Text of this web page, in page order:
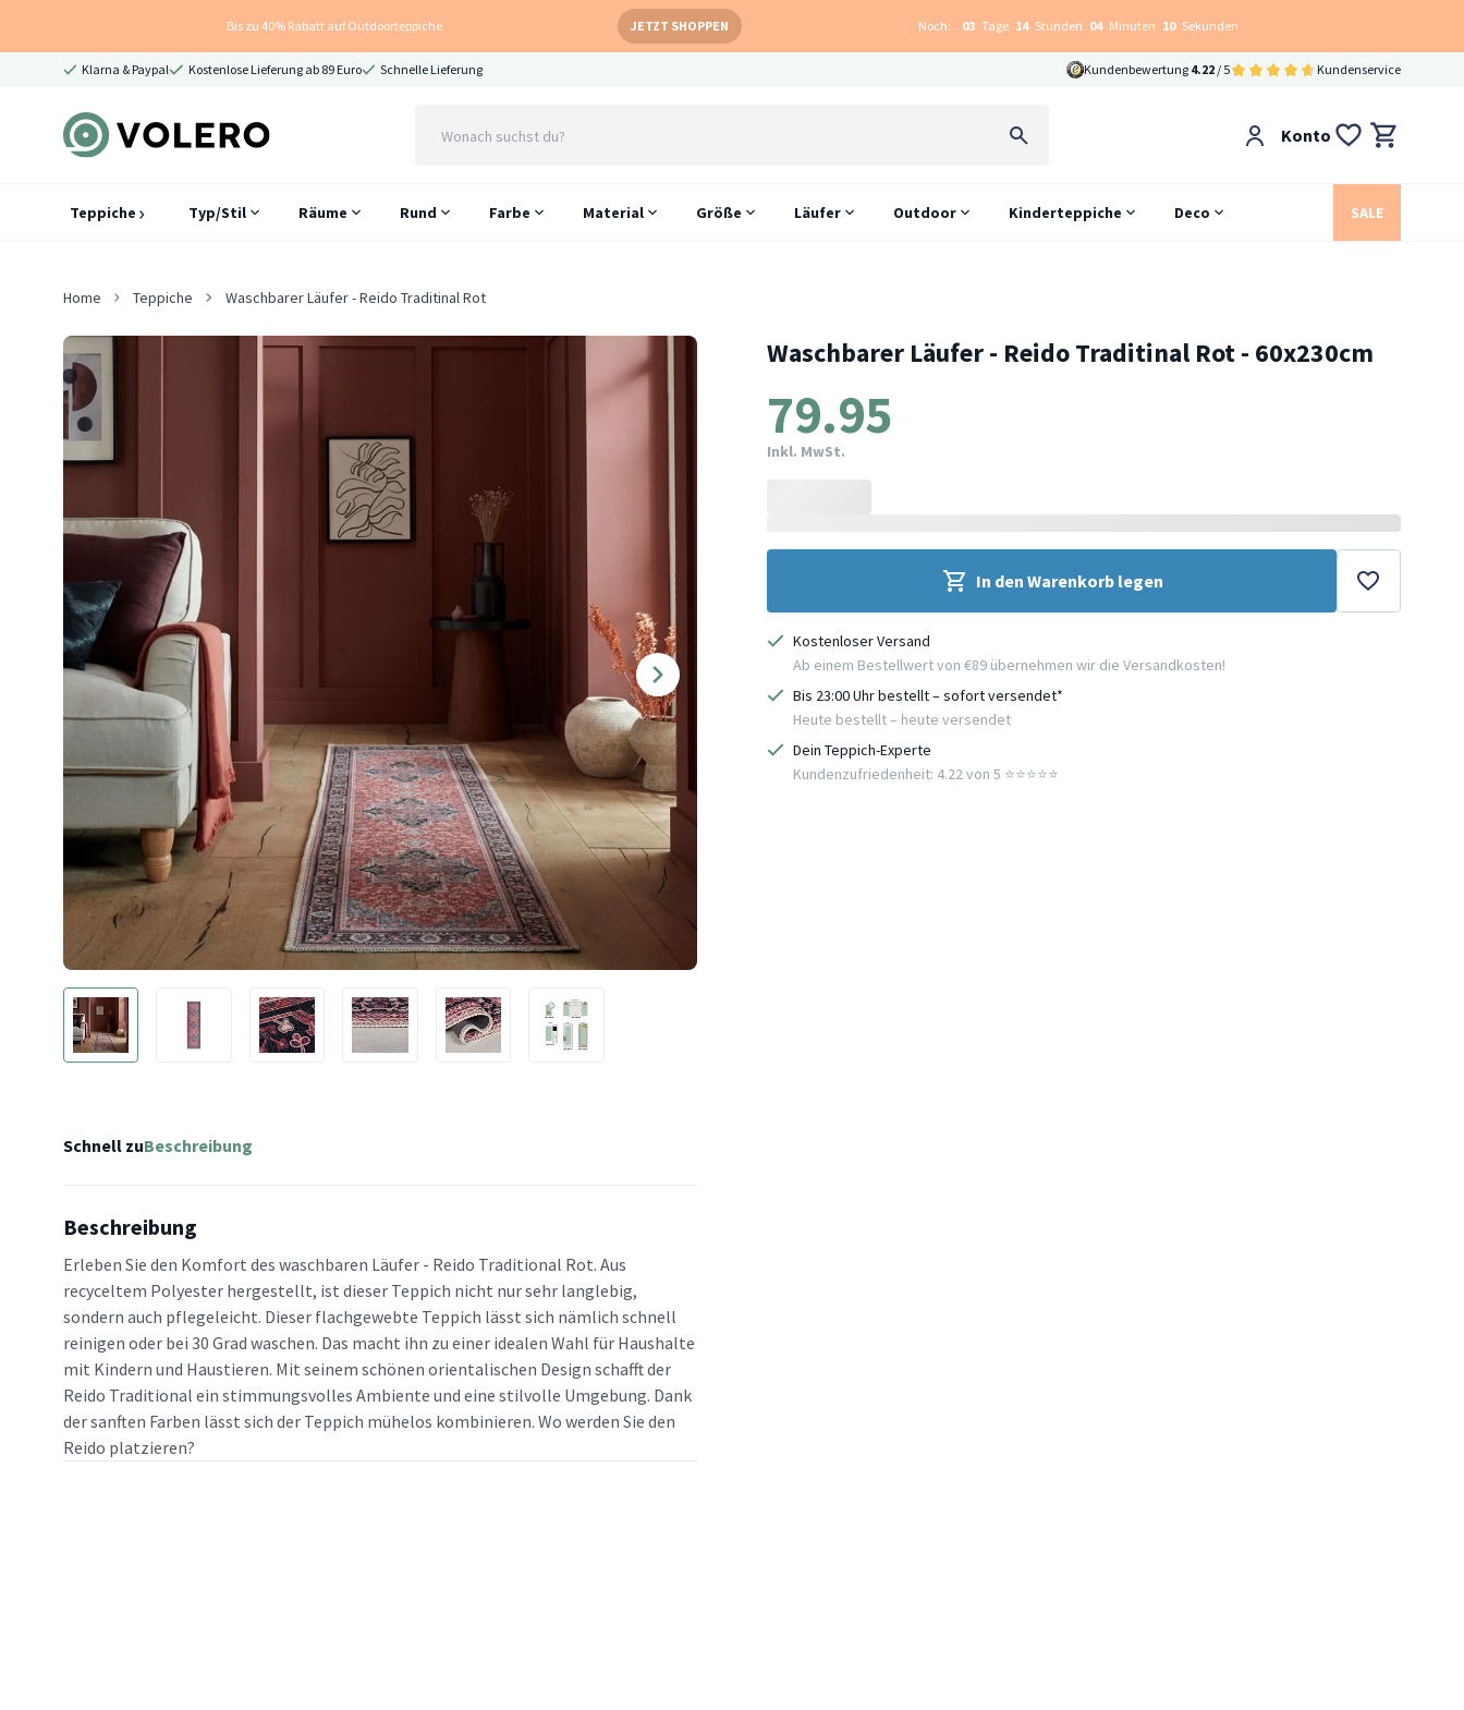
Bis zu 40% Rabatt auf Outdoorteppiche JETZT SHOPPEN Noch: 03 Tage 14 Stunden 04 Minuten 09 Sekunden
Klarna & Paypal Kostenlose Lieferung ab 89 Euro Schnelle Lieferung Kundenbewertung 4.22 / 5 Kundenservice
Konto
Teppiche Typ/Stil Räume Rund Farbe Material Größe Läufer Outdoor Kinderteppiche Deco SALE
Home Teppiche Waschbarer Läufer - Reido Traditinal Rot
Waschbarer Läufer - Reido Traditinal Rot - 60x230cm
79.95
Inkl. MwSt.
In den Warenkorb legen
Kostenloser Versand
Ab einem Bestellwert von €89 übernehmen wir die Versandkosten!
Bis 23:00 Uhr bestellt – sofort versendet*
Heute bestellt – heute versendet
Dein Teppich-Experte
Kundenzufriedenheit: 4.22 von 5 ⭐️⭐️⭐️⭐️⭐️
Schnell zuBeschreibung
Beschreibung
Erleben Sie den Komfort des waschbaren Läufer - Reido Traditional Rot. Aus
recyceltem Polyester hergestellt, ist dieser Teppich nicht nur sehr langlebig,
sondern auch pflegeleicht. Dieser flachgewebte Teppich lässt sich nämlich schnell
reinigen oder bei 30 Grad waschen. Das macht ihn zu einer idealen Wahl für Haushalte
mit Kindern und Haustieren. Mit seinem schönen orientalischen Design schafft der
Reido Traditional ein stimmungsvolles Ambiente und eine stilvolle Umgebung. Dank
der sanften Farben lässt sich der Teppich mühelos kombinieren. Wo werden Sie den
Reido platzieren?